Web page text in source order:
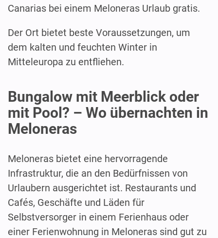
Canarias bei einem Meloneras Urlaub gratis.
Der Ort bietet beste Voraussetzungen, um
dem kalten und feuchten Winter in
Mitteleuropa zu entfliehen.
Bungalow mit Meerblick oder
mit Pool? – Wo übernachten in
Meloneras
Meloneras bietet eine hervorragende
Infrastruktur, die an den Bedürfnissen von
Urlaubern ausgerichtet ist. Restaurants und
Cafés, Geschäfte und Läden für
Selbstversorger in einem Ferienhaus oder
einer Ferienwohnung in Meloneras sind gut zu